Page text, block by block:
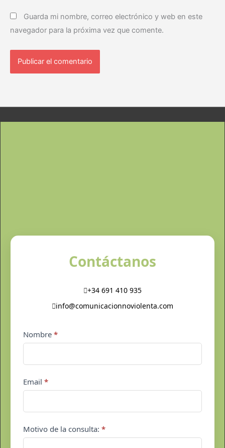
Guarda mi nombre, correo electrónico y web en este
navegador para la próxima vez que comente.
Contáctanos
+34 691 410 935
info@comunicacionnoviolenta.com
Contacto
pie
de
Nombre *
Email *
Motivo de la consulta: *